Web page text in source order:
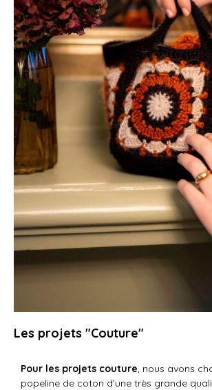
Les projets "Couture"
Pour les projets couture, nous avons
popeline de coton d’une très grande